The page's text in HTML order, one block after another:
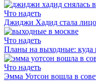
Что надеть
Джиджи Хадид стала
Что надеть
Планы на выходные: куда
Что надеть
Эмма Уотсон вошла в